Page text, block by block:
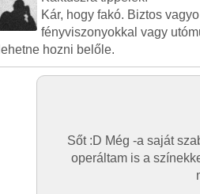
Kár, hogy fakó. Biztos
fényviszonyokkal vagy
lehetne hozni belőle.
Sőt :D Még -a saját
operáltam is a